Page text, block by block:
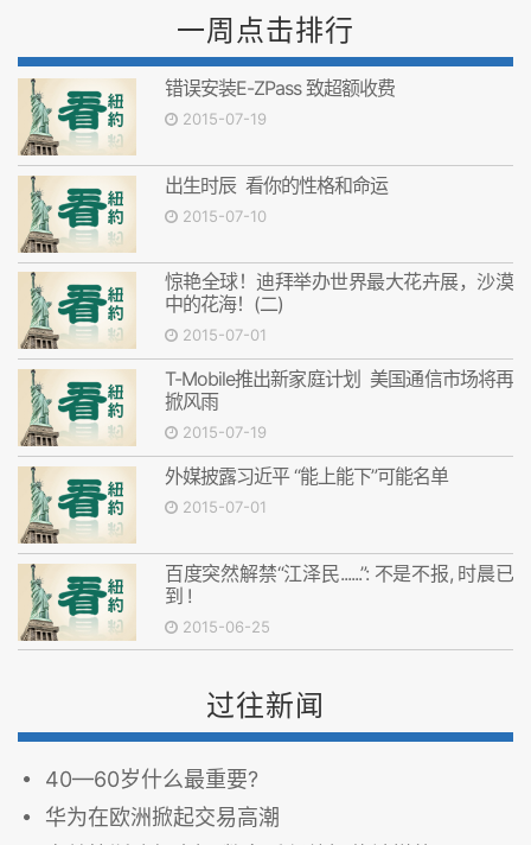
一周点击排行
错误安装E-ZPass 致超额收费
2015-07-19
出生时辰 看你的性格和命运
2015-07-10
惊艳全球！迪拜举办世界最大花卉展，沙漠
中的花海！(二)
2015-07-01
T-Mobile推出新家庭计划 美国通信市场将再
掀风雨
2015-07-19
外媒披露习近平 “能上能下”可能名单
2015-07-01
百度突然解禁“江泽民......”: 不是不报, 时晨已
到 !
2015-06-25
过往新闻
40—60岁什么最重要?
华为在欧洲掀起交易高潮